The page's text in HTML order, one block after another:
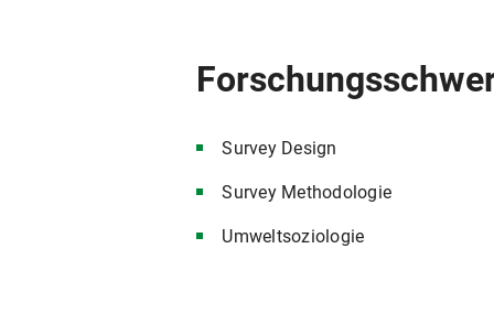
Survey Design
Survey Methodologie
Umweltsoziologie